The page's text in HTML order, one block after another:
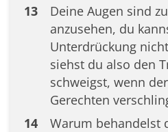
13
Deine Augen sind
anzusehen, du
Unterdrückung
siehst du also den
schweigst, wenn
Gerechten
14
Warum behandelst